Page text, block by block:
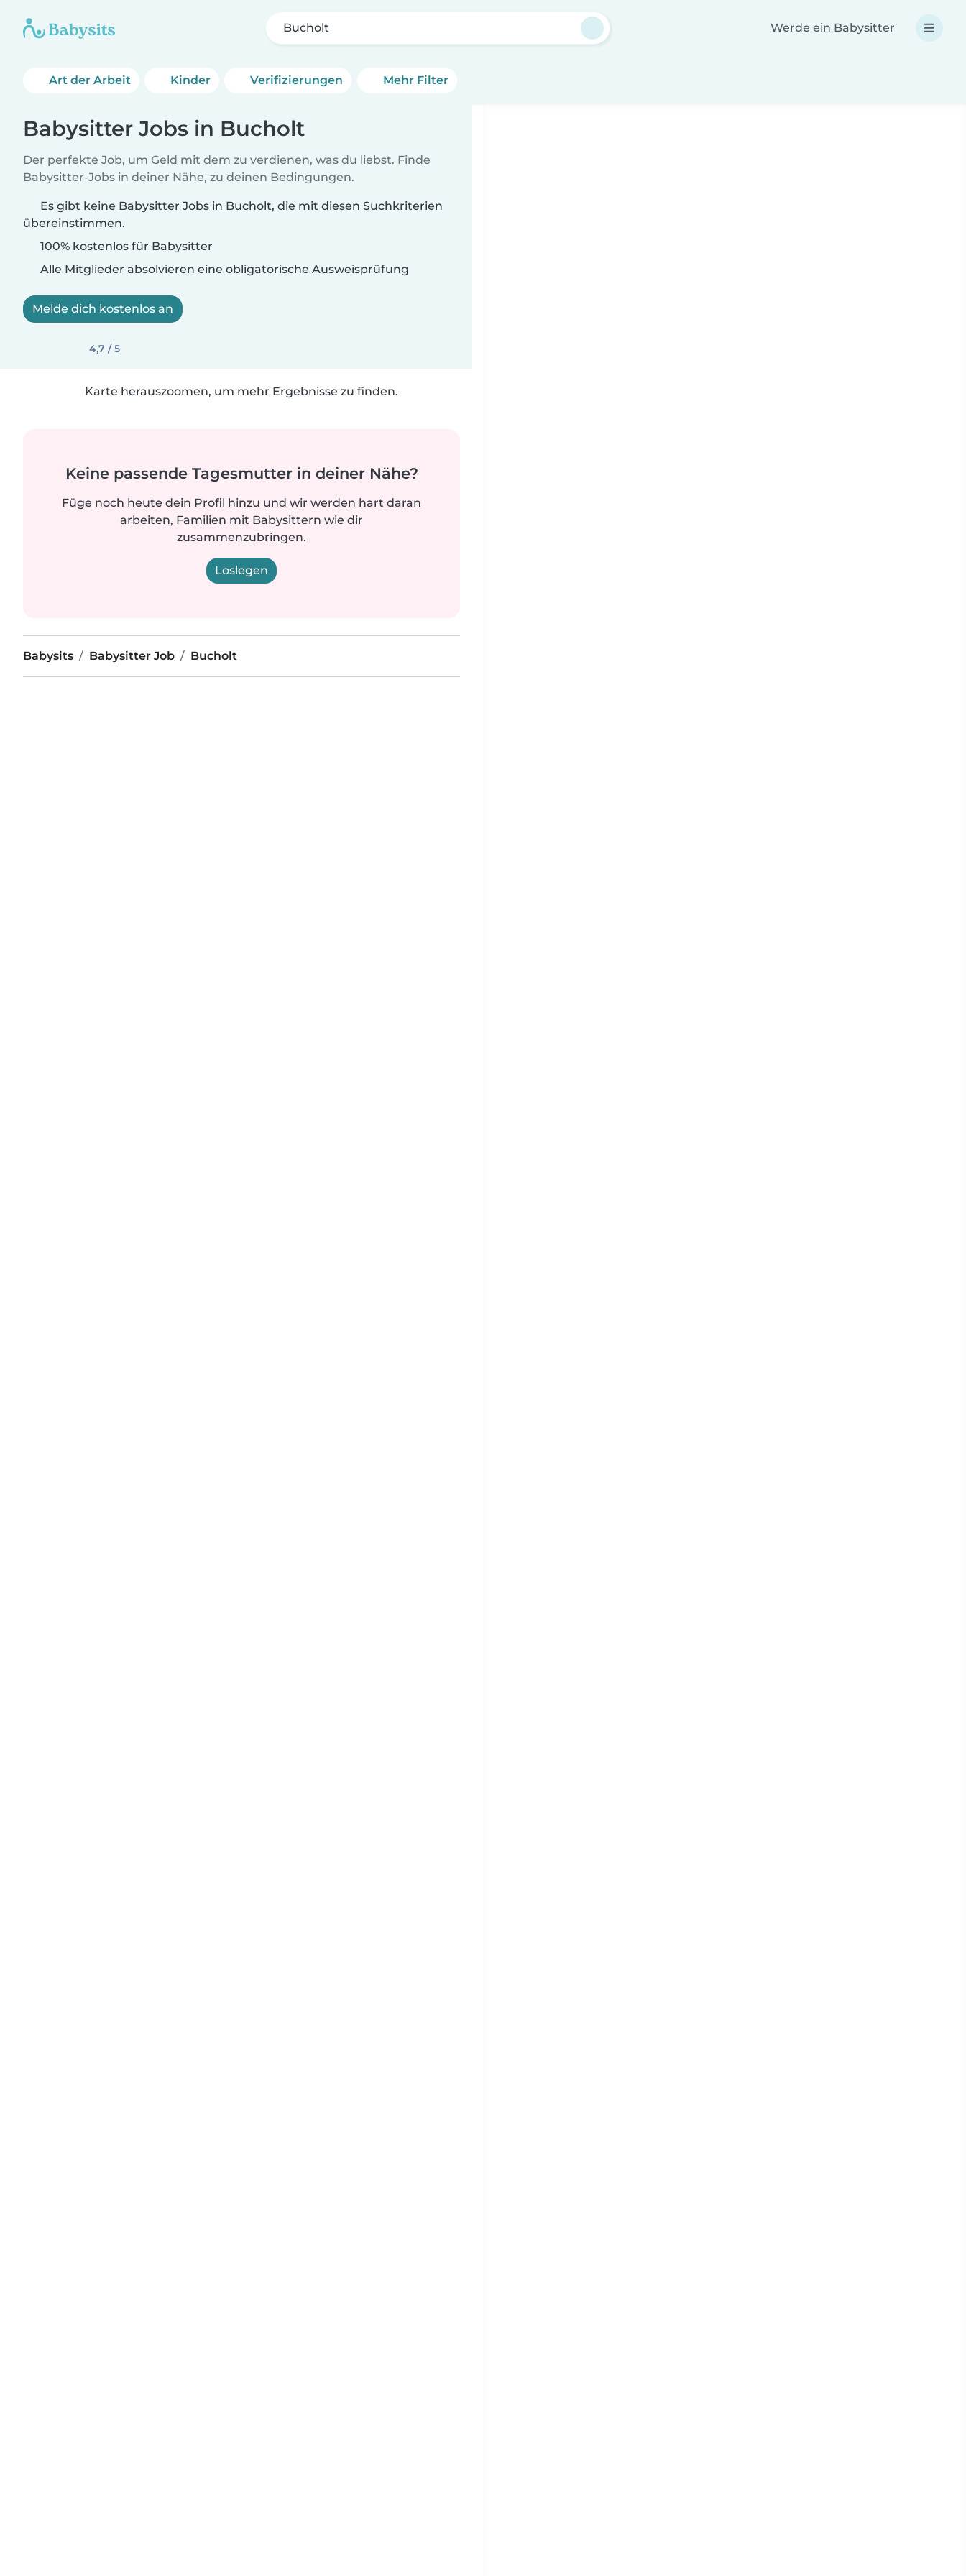
Bucholt Werde ein Babysitter
Art der Arbeit Kinder Verifizierungen Mehr Filter
Babysitter Jobs in Bucholt
Der perfekte Job, um Geld mit dem zu verdienen, was du liebst. Finde
Babysitter-Jobs in deiner Nähe, zu deinen Bedingungen.
Es gibt keine Babysitter Jobs in Bucholt, die mit diesen Suchkriterien
übereinstimmen.
100% kostenlos für Babysitter
Alle Mitglieder absolvieren eine obligatorische Ausweisprüfung
Melde dich kostenlos an
4,7 / 5
Karte herauszoomen, um mehr Ergebnisse zu finden.
Keine passende Tagesmutter in deiner Nähe?
Füge noch heute dein Profil hinzu und wir werden hart daran
arbeiten, Familien mit Babysittern wie dir
zusammenzubringen.
Loslegen
Babysits Babysitter Job Bucholt